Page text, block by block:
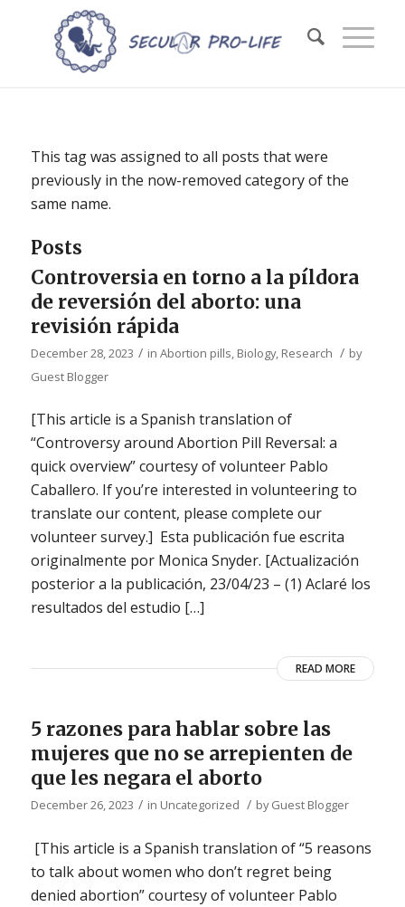
This tag was assigned to all posts that were
previously in the now-removed category of the
same name.
Posts
Controversia en torno a la píldora
de reversión del aborto: una
revisión rápida
December 28, 2023 / in Abortion pills Biology, Research / by
Guest Blogger
[This article is a Spanish translation of
“Controversy around Abortion Pill Reversal: a
quick overview” courtesy of volunteer Pablo
Caballero. If you’re interested in volunteering to
translate our content, please complete our
volunteer survey.] Esta publicación fue escrita
originalmente por Monica Snyder. [Actualización
posterior a la publicación, 23/04/23 – (1) Aclaré los
resultados del estudio […]
READ MORE
5 razones para hablar sobre las
mujeres que no se arrepienten de
que les negara el aborto
December 26, 2023 / in Uncategorized / byGuest Blogger
[This article is a Spanish translation of “5 reasons
to talk about women who don’t regret being
denied abortion” courtesy of volunteer Pablo